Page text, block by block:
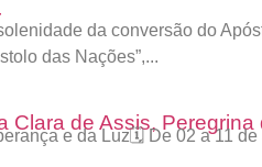
da conversão do
das Nações”,...
Clara de Assis,
e da Luz🗓️ De 02 a 11